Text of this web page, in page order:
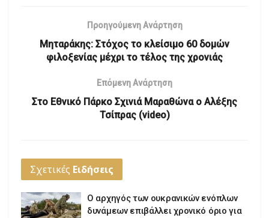
Προηγούμενη Ανάρτηση
Μηταράκης: Στόχος το κλείσιμο 60 δομών
φιλοξενίας μέχρι το τέλος της χρονιάς
Επόμενη Ανάρτηση
Στο Εθνικό Πάρκο Σχινιά Μαραθώνα ο Αλέξης
Τσίπρας (video)
Σχετικές Ειδήσεις
Ο αρχηγός των ουκρανικών ενόπλων
δυνάμεων επιβάλλει χρονικό όριο για